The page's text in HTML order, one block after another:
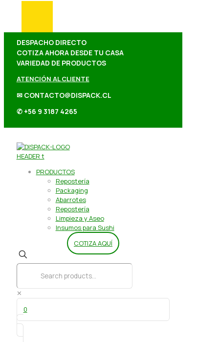
DESPACHO DIRECTO
COTIZA AHORA DESDE TU CASA
VARIEDAD DE PRODUCTOS
ATENCIÓN AL CLIENTE
✉ CONTACTO@DISPACK.CL
✆ +56 9 3187 4265
PRODUCTOS
Repostería
Packaging
Abarrotes
Repostería
Limpieza y Aseo
Insumos para Sushi
COTIZA AQUÍ
✕
0